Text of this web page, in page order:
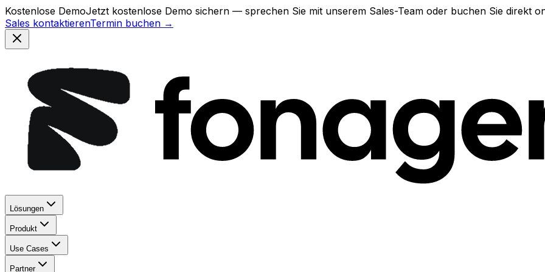
Kostenlose DemoJetzt kostenlose Demo sichern — sprechen Sie mit unserem Sales-Team oder buchen Sie direkt
Sales kontaktierenTermin buchen →
Lösungen
Produkt
Use Cases
Partner